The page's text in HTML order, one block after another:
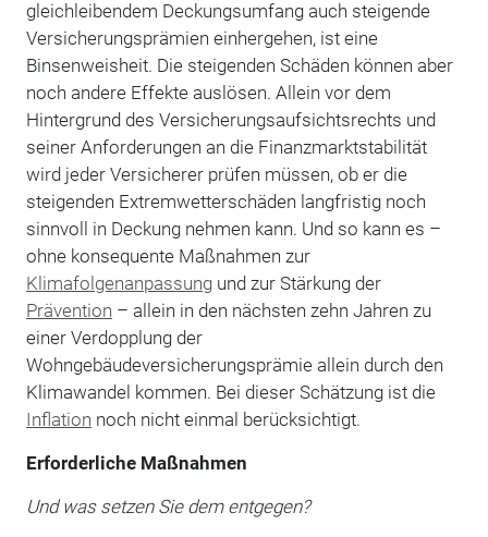
gleichleibendem Deckungsumfang auch steigende
Versicherungsprämien einhergehen, ist eine
Binsenweisheit. Die steigenden Schäden können aber
noch andere Effekte auslösen. Allein vor dem
Hintergrund des Versicherungsaufsichtsrechts und
seiner Anforderungen an die Finanzmarktstabilität
wird jeder Versicherer prüfen müssen, ob er die
steigenden Extremwetterschäden langfristig noch
sinnvoll in Deckung nehmen kann. Und so kann es –
ohne konsequente Maßnahmen zur
Klimafolgenanpassungund zur Stärkung der
Prävention – allein in den nächsten zehn Jahren zu
einer Verdopplung der
Wohngebäudeversicherungsprämie allein durch den
Klimawandel kommen. Bei dieser Schätzung ist die
Inflation noch nicht einmal berücksichtigt.
Erforderliche Maßnahmen
Und was setzen Sie dem entgegen?